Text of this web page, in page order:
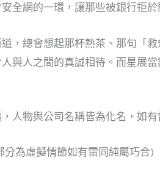
全網的一環，讓那些被銀行拒
，總會想起那杯熱茶、那句「
與人之間的真誠相待。而星展
人物與公司名稱皆為化名，如有
為虛擬情節如有雷同純屬巧合)